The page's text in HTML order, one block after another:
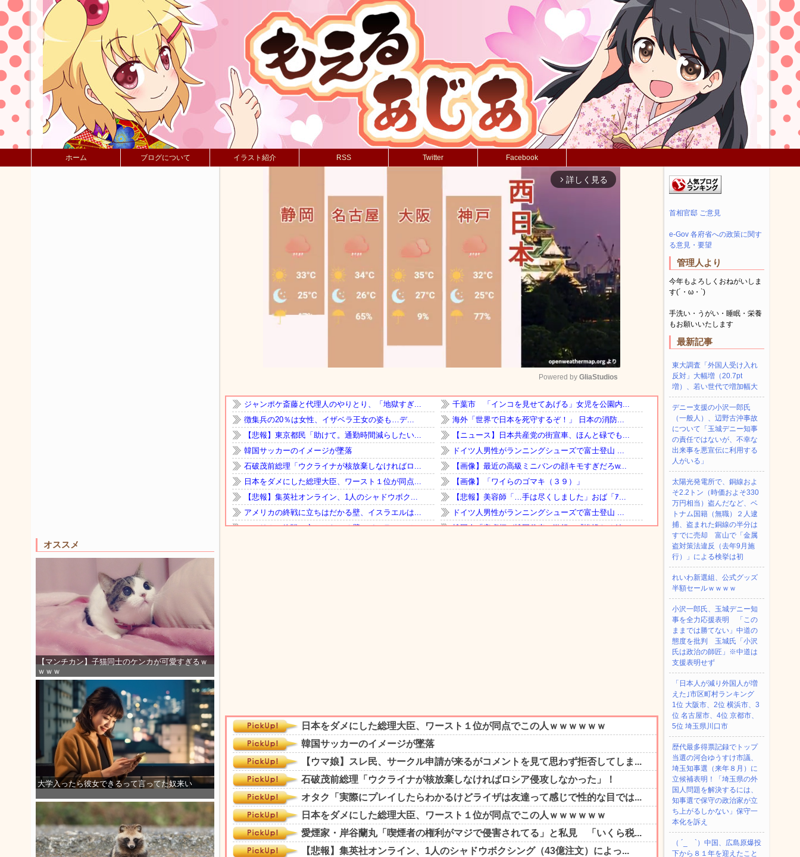
ホーム ブログについて イラスト紹介 RSS Twitter Facebook
オススメ
【マンチカン】子猫同士のケンカが可愛すぎるｗ
ｗｗｗ
大学入ったら彼女できるって言ってた奴来い
arrow_forward_ios 詳しく見る
Mute
Powered by GliaStudios
首相官邸 ご意見
e-Gov 各府省への政策に関す
る意見・要望
管理人より
今年もよろしくおねがいしま
す(´・ω・`)
手洗い・うがい・睡眠・栄養
もお願いいたします
最新記事
東大調査「外国人受け入れ
反対」大幅増（20.7pt
増）、若い世代で増加幅大
デニー支援の小沢一郎氏
（一般人）、辺野古沖事故
について「玉城デニー知事
の責任ではないが、不幸な
出来事を悪宣伝に利用する
人がいる」
太陽光発電所で、銅線およ
そ2.2トン（時価およそ330
万円相当）盗んだなど、ベ
トナム国籍（無職）２人逮
捕、盗まれた銅線の半分は
すでに売却 富山で「金属
盗対策法違反（去年9月施
行）」による検挙は初
れいわ新選組、公式グッズ
半額セールｗｗｗｗ
小沢一郎氏、玉城デニー知
事を全力応援表明 「この
ままでは勝てない」中道の
態度を批判 玉城氏「小沢
氏は政治の師匠」※中道は
支援表明せず
「日本人が減り外国人が増
えた｣市区町村ランキング
1位 大阪市、2位 横浜市、3
位 名古屋市、4位 京都市、
5位 埼玉県川口市
歴代最多得票記録でトップ
当選の河合ゆうすけ市議、
埼玉知事選（来年８月）に
立候補表明！「埼玉県の外
国人問題を解決するには、
知事選で保守の政治家が立
ち上がるしかない」保守一
本化を訴え
（ ´_ゝ`）中国、広島原爆投
下から８１年を迎えたこと